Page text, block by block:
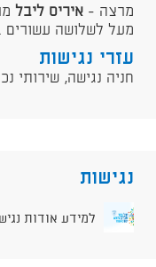
מרצה - איריס ליבל
מעל לשלושה עשורים
עזרי נגישות
חניה נגישה, שירותי
נגישות
למידע אודות